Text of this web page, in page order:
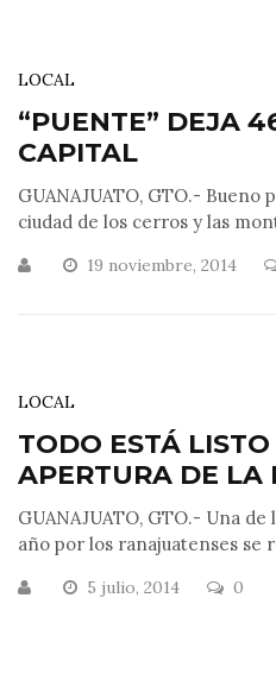
LOCAL
“PUENTE” DEJA
CAPITAL
GUANAJUATO, GTO.- Bueno
ciudad de los cerros y las
19 noviembre, 2014
LOCAL
TODO ESTÁ
APERTURA DE LA
GUANAJUATO, GTO.- Una
año por los ranajuatenses se
5 julio, 2014 0